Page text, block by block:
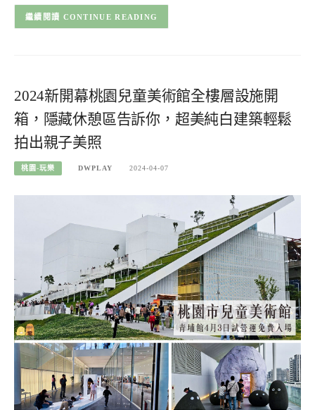
CONTINUE READING
2024新開幕桃園兒童美術館全樓層設施開
箱，隱藏休憩區告訴你，超美純白建築輕鬆
拍出親子美照
桃園-玩樂 DWPLAY 2024-04-07